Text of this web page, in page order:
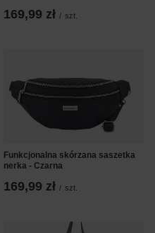
169,99 zł / szt.
Funkcjonalna skórzana saszetka
nerka - Czarna
169,99 zł / szt.